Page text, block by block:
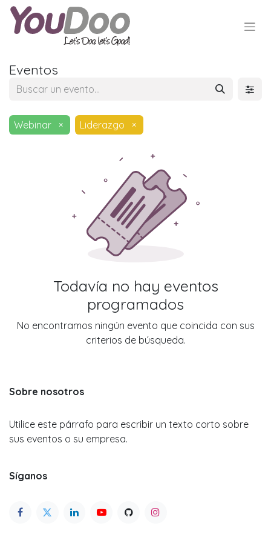
Eventos
Webinar × Liderazgo ×
Todavía no hay eventos
programados
No encontramos ningún evento que coincida con sus
criterios de búsqueda.
Sobre nosotros
Utilice este párrafo para escribir un texto corto sobre
sus eventos o su empresa.
Síganos